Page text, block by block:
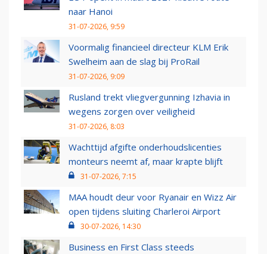
naar Hanoi
31-07-2026, 9:59
Voormalig financieel directeur KLM Erik
Swelheim aan de slag bij ProRail
31-07-2026, 9:09
Rusland trekt vliegvergunning Izhavia in
wegens zorgen over veiligheid
31-07-2026, 8:03
Wachttijd afgifte onderhoudslicenties
monteurs neemt af, maar krapte blijft
31-07-2026, 7:15
MAA houdt deur voor Ryanair en Wizz Air
open tijdens sluiting Charleroi Airport
30-07-2026, 14:30
Business en First Class steeds